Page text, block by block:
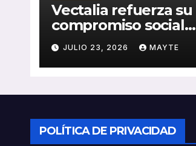
Vectalia refuerza su
compromiso social y
medioambiental
con la publicación
de su Memoria de
JULIO 23, 2026 MAYTE
POLÍTICA DE PRIVACIDAD